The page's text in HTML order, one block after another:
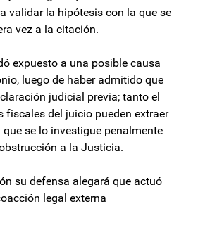
validar la hipótesis con la que se
vez a la citación.
expuesto a una posible causa
luego de haber admitido que
judicial previa; tanto el
fiscales del juicio pueden extraer
se lo investigue penalmente
a la Justicia.
su defensa alegará que actuó
legal externa